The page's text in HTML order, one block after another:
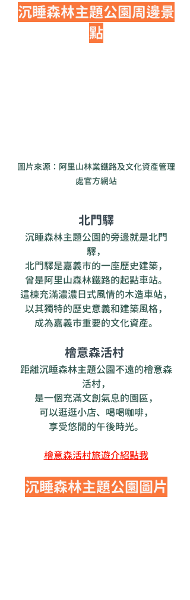
沉睡森林主題公園周邊景
點
圖片來源：阿里山林業鐵路及文化資產管理
處官方網站
北門驛
沉睡森林主題公園的旁邊就是北門
驛，
北門驛是嘉義市的一座歷史建築，
曾是阿里山森林鐵路的起點車站。
這棟充滿濃濃日式風情的木造車站，
以其獨特的歷史意義和建築風格，
成為嘉義市重要的文化資產。
檜意森活村
距離沉睡森林主題公園不遠的檜意森
活村，
是一個充滿文創氣息的園區，
可以逛逛小店、喝喝咖啡，
享受悠閒的午後時光。
檜意森活村旅遊介紹點我
沉睡森林主題公園圖片